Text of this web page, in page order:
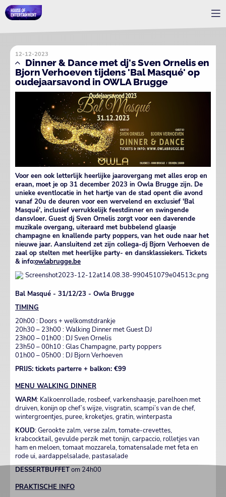
12-12-2023
Dinner & Dance met dj's Sven Ornelis en
Bjorn Verhoeven tijdens 'Bal Masqué' op
oudejaarsavond in OWLA Brugge
Voor een ook letterlijk heerlijke jaarovergang met alles erop en
eraan, moet je op 31 december 2023 in Owla Brugge zijn. De
unieke eventlocatie in het hartje van de stad opent die avond
vanaf 20u de deuren voor een wervelend en exclusief 'Bal
Masqué', inclusief verrukkelijk feestdinner en swingende
dansvloer. Guest dj Sven Ornelis zorgt voor een daverende
muzikale overgang, uiteraard met bubbelend glaasje
champagne en knallende party poppers, van het oude naar het
nieuwe jaar. Aansluitend zet zijn collega-dj Bjorn Verhoeven de
zaal op stelten met heerlijke party- en dansklassiekers. Tickets
& info:owlabrugge.be
Bal Masqué - 31/12/23 - Owla Brugge
TIMING
20h00 : Doors + welkomstdrankje
20h30 – 23h00 : Walking Dinner met Guest DJ
23h00 – 01h00 : DJ Sven Ornelis
23h50 – 00h10 : Glas Champagne, party poppers
01h00 – 05h00 : DJ Bjorn Verhoeven
PRIJS: tickets parterre + balkon: €99
MENU WALKING DINNER
WARM: Kalkoenrollade, rosbeef, varkenshaasje, parelhoen met
druiven, konijn op chef’s wijze, visgratin, scampi’s van de chef,
wintergroentjes, puree, kroketjes, gratin, winterpasta
KOUD: Gerookte zalm, verse zalm, tomate-crevettes,
krabcocktail, gevulde perzik met tonijn, carpaccio, rolletjes van
ham en meloen, tomaat mozzarela, tomatensalade met feta en
rode ui, aardappelsalade, pastasalade
DESSERTBUFFETom 24h00
PRAKTISCHE INFO